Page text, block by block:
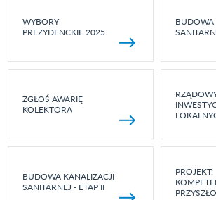
WYBORY
PREZYDENCKIE 2025
BUDOWA
ZGŁOŚ AWARIĘ
KOLEKTORA
BUDOWA KANALIZACJI
SANITARNEJ - ETAP II
PROJEKT: